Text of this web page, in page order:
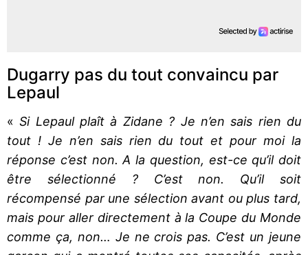
Dugarry pas du tout convaincu par
Lepaul
«Si Lepaul plaît à Zidane ? Je n’en sais rien du
tout ! Je n’en sais rien du tout et pour moi la
réponse c’est non. A la question, est-ce qu’il doit
être sélectionné ? C’est non. Qu’il soit
récompensé par une sélection avant ou plus tard,
mais pour aller directement à la Coupe du Monde
comme ça, non… Je ne crois pas. C’est un jeune